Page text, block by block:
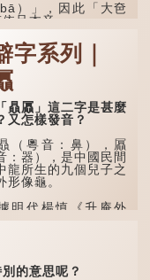
）」，因此「大夿
足本音，...
字系列｜
屭」這二字是甚麼
又怎樣發音？
粵音：鼻），屭
：器），是中國民間
龍所生的九個兒子之
形像龜。
代楊慎《升庵外
載，龍生九子的次序
：贔屭、螭吻、蒲
犴、饕餮、蚣蝮、睚
猊、椒圖（此為其中
法）。
的意思呢？